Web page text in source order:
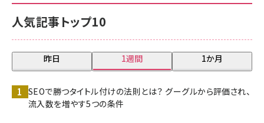
人気記事トップ10
昨日 1週間 1か月
SEOで勝つタイトル付けの法則とは？ グーグルから評価され、
流入数を増やす5つの条件